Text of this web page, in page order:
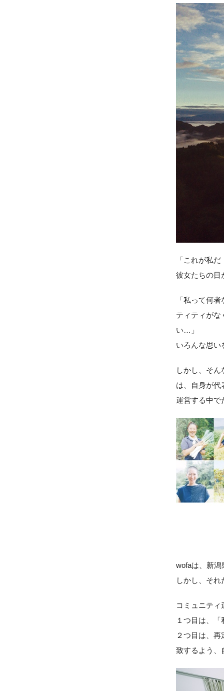
「これが私だ
彼女たちの目
「私って何
ティティがな
い…」
いろんな思い
しかし、そ
は、自身が代
運営する中で
wofaは、新
しかし、そ
コミュニテ
１つ目は、
２つ目は、
致するよう、